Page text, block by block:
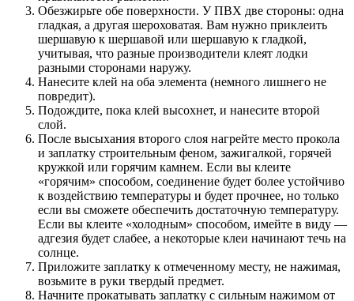
Обезжирьте обе поверхности. У ПВХ две стороны: одна
гладкая, а другая шероховатая. Вам нужно приклеить
шершавую к шершавой или шершавую к гладкой,
учитывая, что разные производители клеят лодки
разными сторонами наружу.
Нанесите клей на оба элемента (немного лишнего не
повредит).
Подождите, пока клей высохнет, и нанесите второй
слой.
После высыхания второго слоя нагрейте место прокола
и заплатку строительным феном, зажигалкой, горячей
кружкой или горячим камнем. Если вы клеите
«горячим» способом, соединение будет более устойчиво
к воздействию температуры и будет прочнее, но только
если вы сможете обеспечить достаточную температуру.
Если вы клеите «холодным» способом, имейте в виду —
адгезия будет слабее, а некоторые клеи начинают течь на
солнце.
Приложите заплатку к отмеченному месту, не нажимая,
возьмите в руки твердый предмет.
Начните прокатывать заплатку с сильным нажимом от